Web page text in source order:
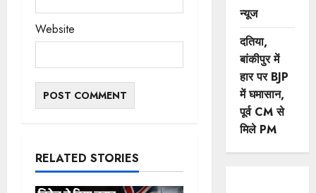
Website
RELATED STORIES
न्यूज
दतिया,
बांकीपुर में
हार पर BJP
में घमासान,
पूर्व CM से
मिले PM